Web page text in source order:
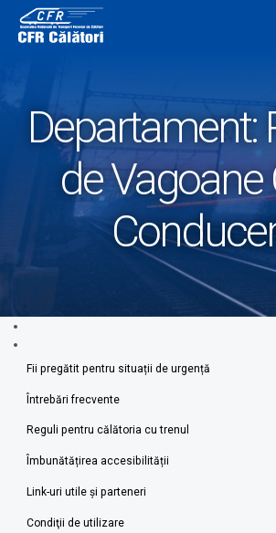
content
Departament:
de Vagoane
Fii pregătit pentru situații de urgență
Întrebări frecvente
Reguli pentru călătoria cu trenul
Îmbunătățirea accesibilității
Link-uri utile şi parteneri
Condiţii de utilizare